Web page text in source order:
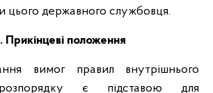
цього державного службовця.
Прикінцеві положення
вимог правил внутрішнього
є підставою для